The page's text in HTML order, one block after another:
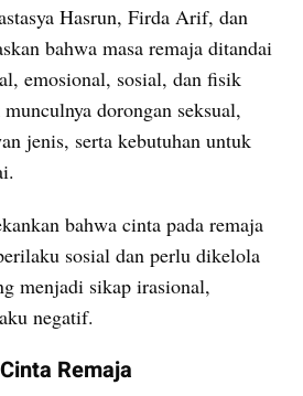
Hasrun, Firda Arif, dan
bahwa masa remaja ditandai
emosional, sosial, dan fisik
dorongan seksual,
jenis, serta kebutuhan untuk
bahwa cinta pada remaja
sosial dan perlu dikelola
menjadi sikap irasional,
negatif.
Remaja